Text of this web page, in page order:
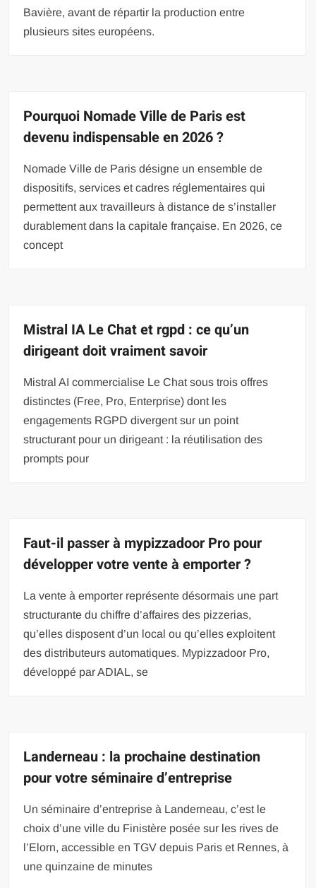
Bavière, avant de répartir la production entre
plusieurs sites européens.
Pourquoi Nomade Ville de Paris est
devenu indispensable en 2026 ?
Nomade Ville de Paris désigne un ensemble de
dispositifs, services et cadres réglementaires qui
permettent aux travailleurs à distance de s’installer
durablement dans la capitale française. En 2026, ce
concept
Mistral IA Le Chat et rgpd : ce qu’un
dirigeant doit vraiment savoir
Mistral AI commercialise Le Chat sous trois offres
distinctes (Free, Pro, Enterprise) dont les
engagements RGPD divergent sur un point
structurant pour un dirigeant : la réutilisation des
prompts pour
Faut-il passer à mypizzadoor Pro pour
développer votre vente à emporter ?
La vente à emporter représente désormais une part
structurante du chiffre d’affaires des pizzerias,
qu’elles disposent d’un local ou qu’elles exploitent
des distributeurs automatiques. Mypizzadoor Pro,
développé par ADIAL, se
Landerneau : la prochaine destination
pour votre séminaire d’entreprise
Un séminaire d’entreprise à Landerneau, c’est le
choix d’une ville du Finistère posée sur les rives de
l’Elorn, accessible en TGV depuis Paris et Rennes, à
une quinzaine de minutes